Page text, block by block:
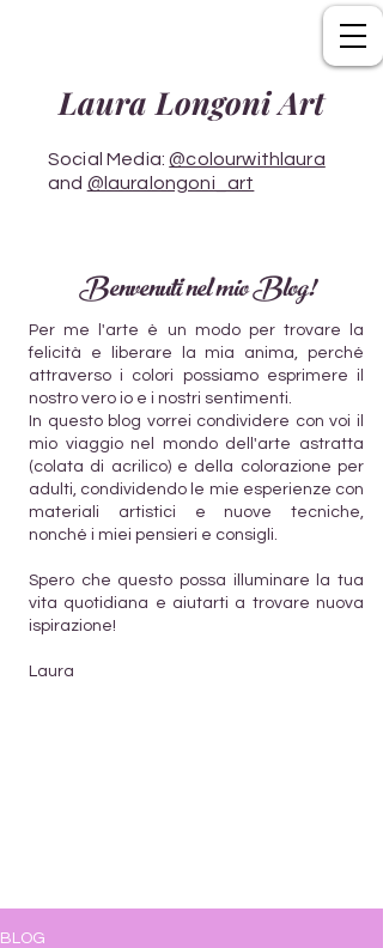
Laura Longoni Art
Social Media:@colourwithlaura
and @lauralongoni_art
Benvenuti nel mio Blog!
Per me l'arte è un modo per trovare la
felicità e liberare la mia anima, perché
attraverso i colori possiamo esprimere il
nostro vero io e i nostri sentimenti.
In questo blog vorrei condividere con voi il
mio viaggio nel mondo dell'arte astratta
(colata di acrilico) e della colorazione per
adulti, condividendo le mie esperienze con
materiali artistici e nuove tecniche,
nonché i miei pensieri e consigli.
Spero che questo possa illuminare la tua
vita quotidiana e aiutarti a trovare nuova
ispirazione!
Laura
BLOG